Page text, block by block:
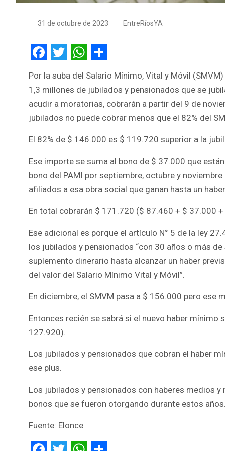
31 de octubre de 2023 EntreRíosYA
F
a
c
e
b
o
k
w
i
t
t
r
W
h
a
t
s
p
p
S
h
a
r
e
Por la suba del Salario Mínimo, Vital y Móvil
1,3 millones de jubilados y pensionados que se
acudir a moratorias, cobrarán a partir del 9 de
jubilados no puede cobrar menos que el 82% del
El 82% de $ 146.000 es $ 119.720 superior a la
Ese importe se suma al bono de $ 37.000 que
bono del PAMI por septiembre, octubre y
afiliados a esa obra social que ganan hasta un
En total cobrarán $ 171.720 ($ 87.460 + $ 37.000
Ese adicional es porque el artículo N° 5 de la ley
los jubilados y pensionados “con 30 años o más
suplemento dinerario hasta alcanzar un haber
del valor del Salario Mínimo Vital y Móvil”.
En diciembre, el SMVM pasa a $ 156.000 pero
Entonces recién se sabrá si el nuevo haber
127.920).
Los jubilados y pensionados que cobran el haber
ese plus.
Los jubilados y pensionados con haberes medios
bonos que se fueron otorgando durante estos años.
Fuente: Elonce